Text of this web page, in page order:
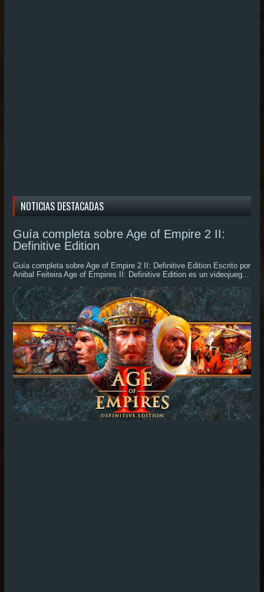
NOTICIAS DESTACADAS
Guía completa sobre Age of Empire 2 II:
Definitive Edition
Guía completa sobre Age of Empire 2 II: Definitive Edition Escrito por
Anibal Feiteira Age of Empires II: Definitive Edition es un videojueg...